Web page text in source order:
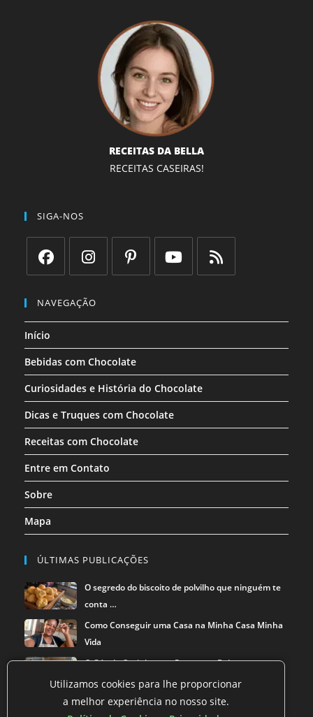
RECEITAS DA BELLA
RECEITAS CASEIRAS!
SIGA-NOS
em
uma
nova
em
uma
uma
uma
uma
NAVEGAÇÃO
Início
Bebidas com Chocolate
Curiosidades e História do Chocolate
Dicas e Truques com Chocolate
Receitas com Chocolate
Entre em Contato
Sobre
Mapa
ÚLTIMAS PUBLICAÇÕES
O segredo do biscoito de polvilho que ninguém te
conta …
Como Conseguir uma Casa na Minha Casa Minha
Vida
O Gás de Cozinha que Pesava no Bolso — e a
Solução que …
Utilizamos cookies para lhe proporcionar
a melhor experiência no nosso site.